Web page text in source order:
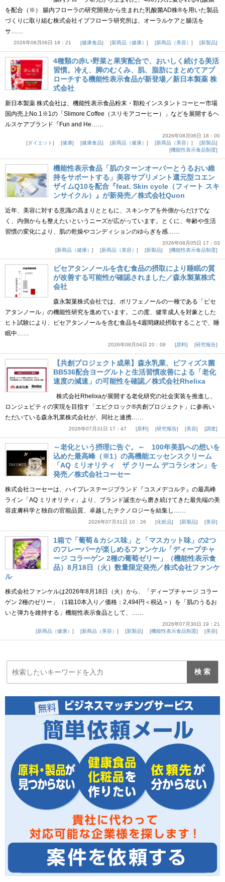
を配合（※） 腸内フローラの研究開発から生まれた乳酸菌AD株®を用いた製品
づくりに取り組む株式会社イブフローラ研究所は、オーラルケアと腸活を
サ……
2026年08月06日 18：21 健康食品 新商品（健康） 新商品（美容） 新製品
4種類の赤い野菜と果実配合で、おいしく続ける美活
習慣。冷え、脚のむくみ、肌、脂肪にまとめてアプ
ローチする機能性表示食品が新登場／新日本製薬 株
式会社
新日本製薬 株式会社は、機能性表示食品粉末・顆粒インスタントコーヒー市場
国内売上No.1※1の「Slimore Coffee（スリモアコーヒー）」などを展開するヘ
ルスケアブランド『Fun and He……
2026年08月06日 18：00
ダイエット
健康 健康食品 新商品（健康） 新商品（美容）
新製品
機能性表示食品制度
機能性表示食品「肌のターンオーバーとうるおい維
持をサポートする」美容サプリメント還元型コエン
ザイムQ10を配合『feat. Skin cycle（フィート スキ
ンサイクル）』が新発売／株式会社Quon
近年、美容に対する意識の高まりとともに、スキンケアを外側からだけでな
く、内側からも整えたいというニーズが広がっています。とくに、年齢や生活
習慣の変化により、肌の乾燥やコンディションのゆらぎを感……
2026年08月05日 17：03
新商品（健康）
新商品（美容） 新製品 機能性表示食品制度
ピセアタンノールを含む食品の摂取により睡眠の質
が改善する可能性が確認されました／森永製菓株式
会社
森永製菓株式会社では、ポリフェノールの一種である「ピセ
アタンノール」の機能性研究を進めています。この度、健常成人を対象とした
ヒト試験により、ピセアタンノールを含む食品を4週間継続摂取することで、睡
眠中……
2026年08月04日 20：09 原料 研究報告
【共創プロジェクト成果】森永乳業、ビフィズス菌
BB536配合ヨーグルトと生活習慣改善による「老化
速度の減速」の可能性を確認／株式会社Rhelixa
株式会社Rhelixaが展開する老化研究の社会実装を推進し、
ロンジェビティの実現を目指す「エピクロック®共創プロジェクト」に参画い
ただいている森永乳業株式会社が、同社と連携……
2026年07月31日 17：47 原料 研究報告 美容 調査
～老化という摂理に告ぐ。～ 100年美肌への想いを
込めた最高峰（※1）の高機能エッセンスクリーム
「AQ ミリオリティ ザ クリーム デコラシオン」を
発売／株式会社コーセー
株式会社コーセーは、ハイプレステージブランド『コスメデコルテ』の最高峰
ライン「AQ ミリオリティ」より、ブランド誕生から磨き続けてきた最先端の美
容皮膚科学と独自の官能品質、卓越したテクノロジーを結集し……
2026年07月31日 10：26 化粧品 新製品 美容
1箱で「葡萄＆カシス味」と「マスカット味」の2つ
のフレーバーが楽しめるファンケル「ディープチャ
ージ コラーゲン 2種の葡萄ゼリー」（機能性表示食
品）8月18日（火）数量限定発売／株式会社ファンケ
ル
株式会社ファンケルは2026年8月18日（火）から、「ディープチャージ コラー
ゲン 2種のゼリー」（1箱10本入り／価格：2,494円＜税込＞）を「肌のうるお
いと弾力を維持する」機能性表示食品として、……
2026年07月30日 19：21
新商品（健康）
新商品（美容） 新製品 機能性表示食品制度 美容